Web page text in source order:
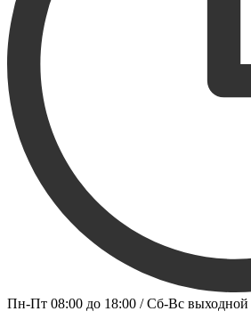
Пн-Пт 08:00 до 18:00 / Сб-Вс выходной